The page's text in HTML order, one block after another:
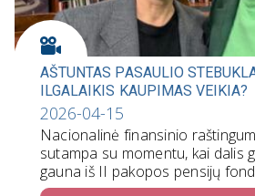
AŠTUNTAS PASAULIO
ILGALAIKIS KAUPIMAS VEIKIA?
2026-04-15
Nacionalinė finansinio
sutampa su momentu, kai dalis
gauna iš II pakopos pensijų